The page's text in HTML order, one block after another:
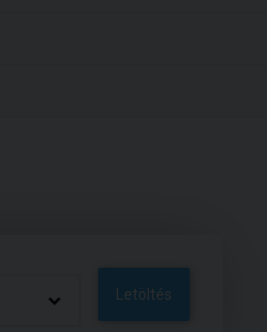
Letöltés